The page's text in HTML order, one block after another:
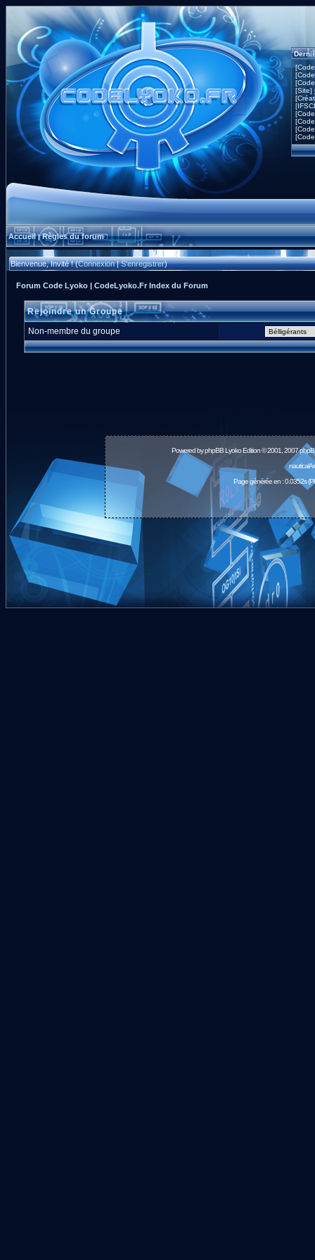
[Site]
Accueil|Règles du forum
Bienvenue, Invité ! (Connexion|S'enregistrer)
Forum Code Lyoko | CodeLyoko.Fr Index du Forum
Rejoindre un Groupe
Non-membre du groupe
Powered byphpBBLyoko Edition © 2001, 2007
Page générée en : 0.0352s